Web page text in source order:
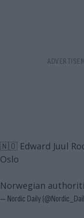
🇳🇴 Edward Juul
Oslo
Norwegian
— Nordic Daily